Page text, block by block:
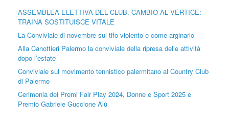
ASSEMBLEA ELETTIVA DEL CLUB. CAMBIO AL VERTICE:
TRAINA SOSTITUISCE VITALE
La Conviviale di novembre sul tifo violento e come arginarlo
Alla Canottieri Palermo la conviviale della ripresa delle attività
dopo l’estate
Conviviale sul movimento tennistico palermitano al Country Club
di Palermo
Cerimonia dei Premi Fair Play 2024, Donne e Sport 2025 e
Premio Gabriele Guccione Alù